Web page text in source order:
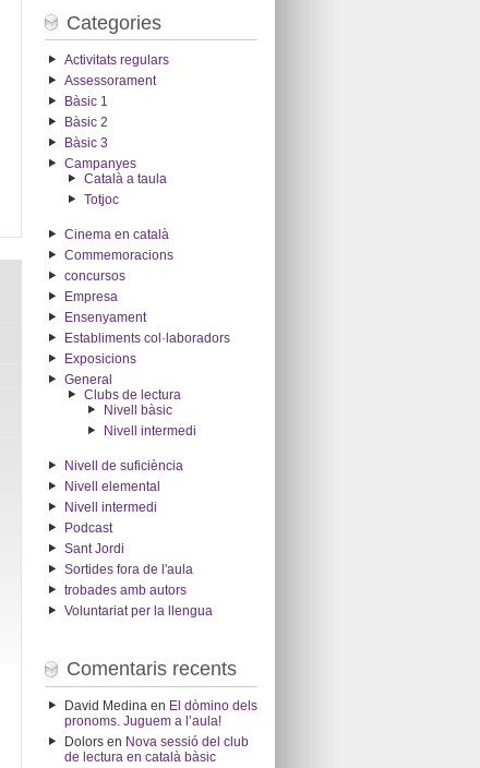
Categories
Activitats regulars
Assessorament
Bàsic 1
Bàsic 2
Bàsic 3
Campanyes
Català a taula
Totjoc
Cinema en català
Commemoracions
concursos
Empresa
Ensenyament
Establiments col·laboradors
Exposicions
General
Clubs de lectura
Nivell bàsic
Nivell intermedi
Nivell de suficiència
Nivell elemental
Nivell intermedi
Podcast
Sant Jordi
Sortides fora de l'aula
trobades amb autors
Voluntariat per la llengua
Comentaris recents
David Medinaen El dòmino dels
pronoms. Juguem a l’aula!
Dolorsen Nova sessió del club
de lectura en català bàsic